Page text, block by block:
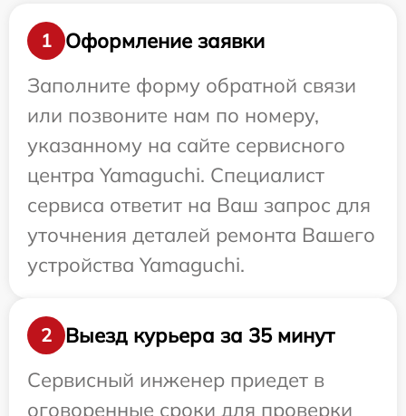
1
Оформление заявки
Заполните форму обратной связи
или позвоните нам по номеру,
указанному на сайте сервисного
центра Yamaguchi. Специалист
сервиса ответит на Ваш запрос для
уточнения деталей ремонта Вашего
устройства Yamaguchi.
2
Выезд курьера за 35 минут
Сервисный инженер приедет в
оговоренные сроки для проверки